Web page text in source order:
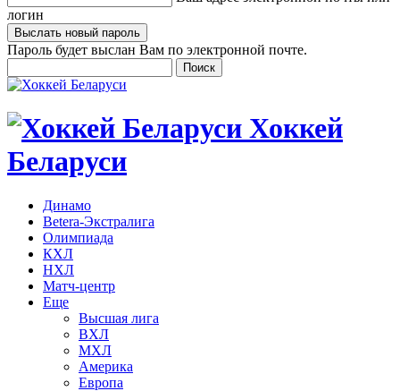
логин
Пароль будет выслан Вам по электронной почте.
Хоккей
Беларуси
Динамо
Betera-Экстралига
Олимпиада
КХЛ
НХЛ
Матч-центр
Еще
Высшая лига
ВХЛ
МХЛ
Америка
Европа